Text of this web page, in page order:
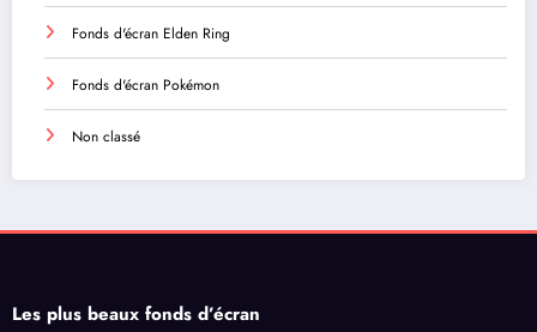
Fonds d'écran Elden Ring
Fonds d'écran Pokémon
Non classé
Les plus beaux fonds d’écran